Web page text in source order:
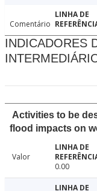
Comentário
INDICADORES
Activities to be
flood impacts on
Valor
0.00